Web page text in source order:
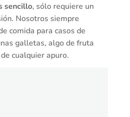
sencillo, sólo requiere un
Nosotros siempre
comida para casos de
galletas, algo de fruta
cualquier apuro.